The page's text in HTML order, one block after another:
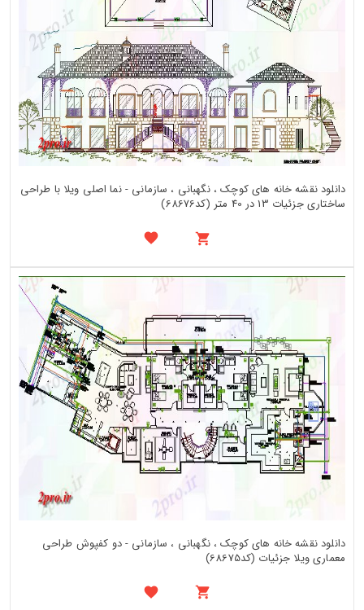
دانلود نقشه خانه های کوچک ، نگهبانی ، سازمانی - نما اصلی ویلا با طراحی
ساختاری جزئیات 13 در 40 متر (کد68676)
دانلود نقشه خانه های کوچک ، نگهبانی ، سازمانی - دو کفپوش طراحی
معماری ویلا جزئیات (کد68675)